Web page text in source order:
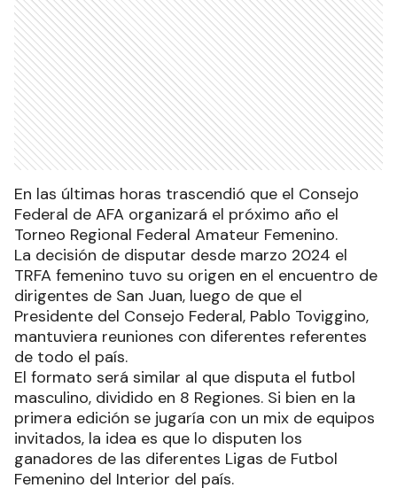
En las últimas horas trascendió que el Consejo
Federal de AFA organizará el próximo año el
Torneo Regional Federal Amateur Femenino.
La decisión de disputar desde marzo 2024 el
TRFA femenino tuvo su origen en el encuentro de
dirigentes de San Juan, luego de que el
Presidente del Consejo Federal, Pablo Toviggino,
mantuviera reuniones con diferentes referentes
de todo el país.
El formato será similar al que disputa el futbol
masculino, dividido en 8 Regiones. Si bien en la
primera edición se jugaría con un mix de equipos
invitados, la idea es que lo disputen los
ganadores de las diferentes Ligas de Futbol
Femenino del Interior del país.